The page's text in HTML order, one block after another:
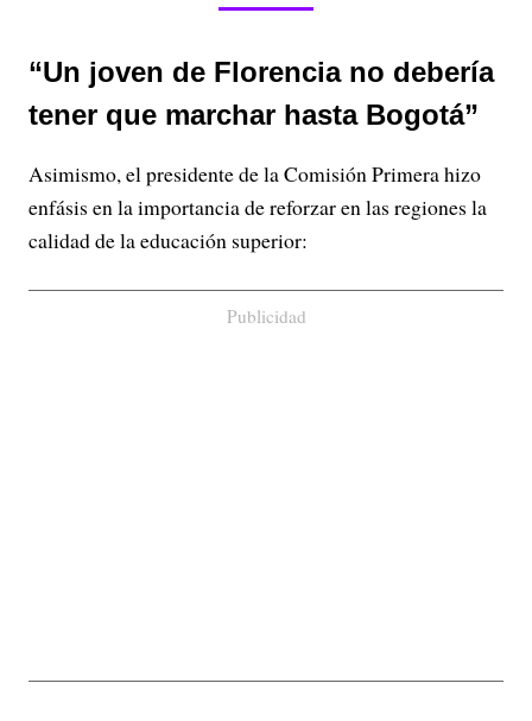
“Un joven de Florencia no debería
tener que marchar hasta Bogotá”
Asimismo, el presidente de la Comisión Primera hizo
enfásis en la importancia de reforzar en las regiones la
calidad de la educación superior:
Publicidad